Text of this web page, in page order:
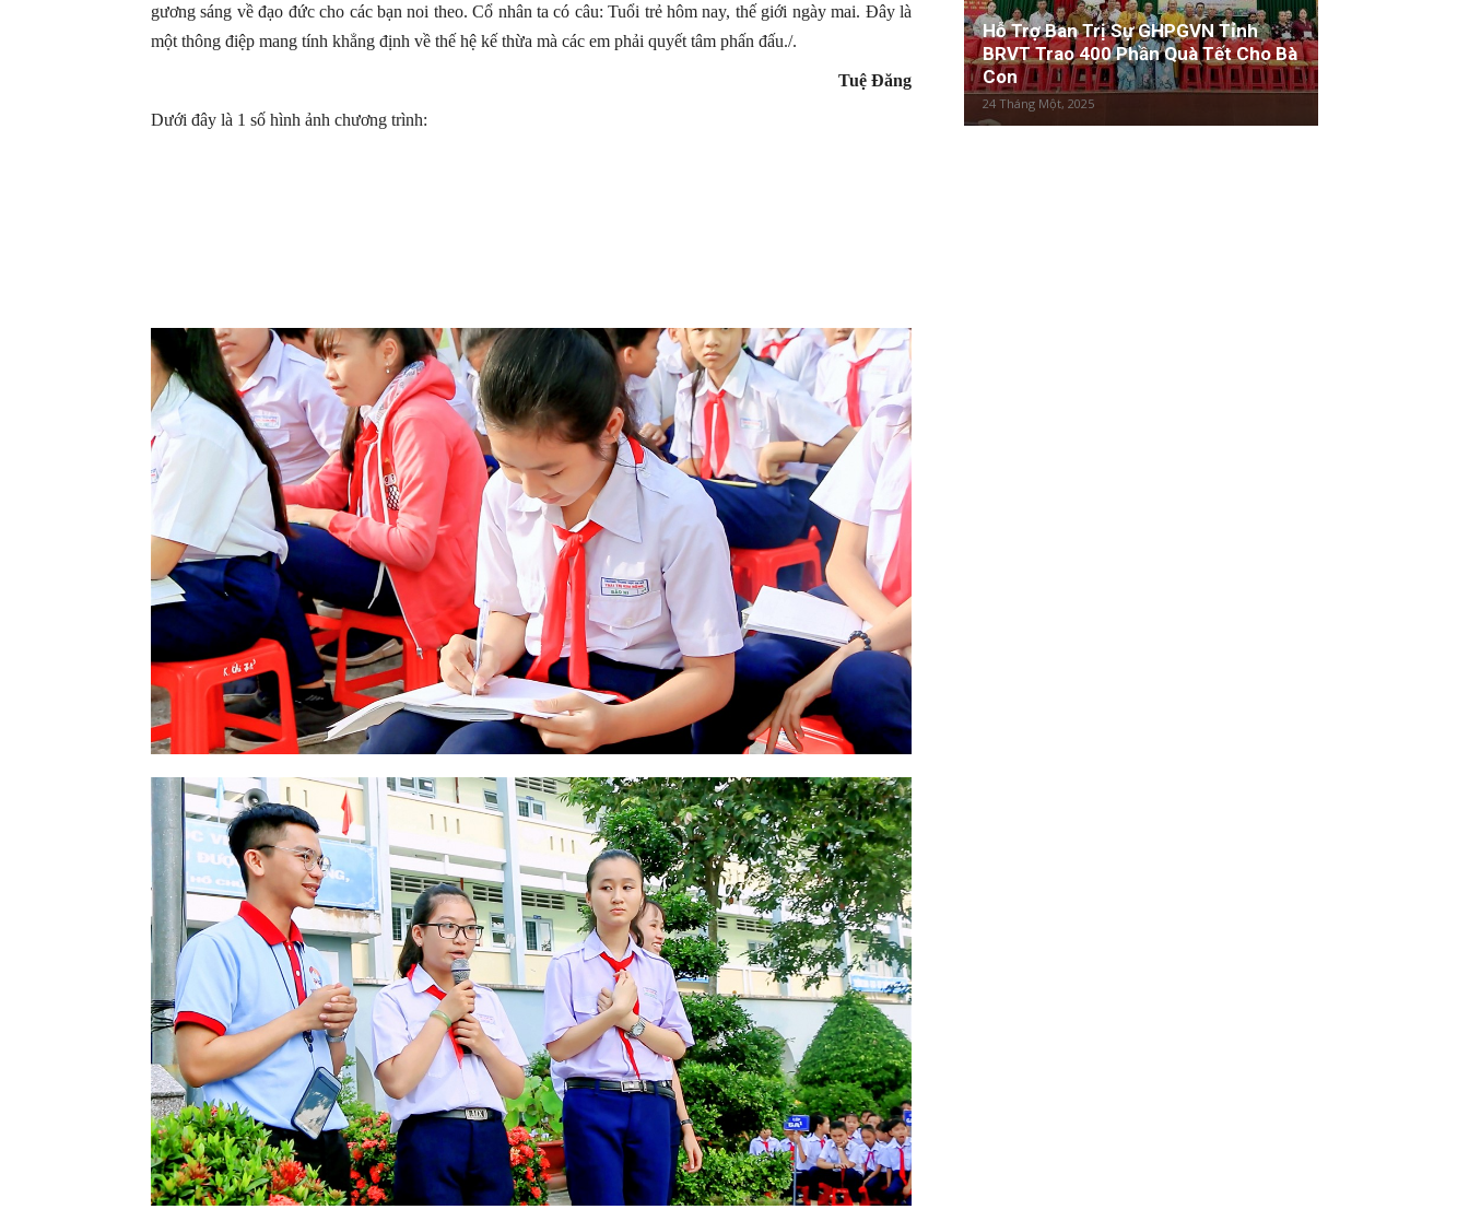
gương sáng về đạo đức cho các bạn noi theo. Cổ nhân ta có câu: Tuổi trẻ hôm nay, thế giới ngày mai. Đây là
một thông điệp mang tính khẳng định về thế hệ kế thừa mà các em phải quyết tâm phấn đấu./.
Tuệ Đăng
Dưới đây là 1 số hình ảnh chương trình:
Hỗ Trợ Ban Trị Sự GHPGVN Tỉnh
BRVT Trao 400 Phần Quà Tết Cho Bà
Con
24 Tháng Một, 2025